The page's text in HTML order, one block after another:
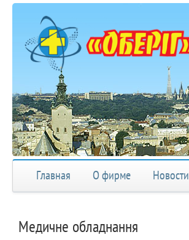
Главная О фирме Новости
Медичне обладнання